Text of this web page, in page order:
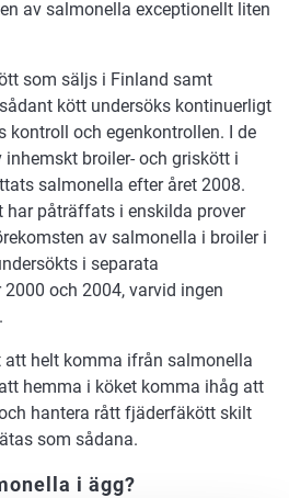
av salmonella exceptionellt liten
som säljs i Finland samt
kött undersöks kontinuerligt
kontroll och egenkontrollen. I de
broiler- och griskött i
salmonella efter året 2008.
påträffats i enskilda prover
av salmonella i broiler i
i separata
och 2004, varvid ingen
att helt komma ifrån salmonella
hemma i köket komma ihåg att
hantera rått fjäderfäkött skilt
som sådana.
i ägg?